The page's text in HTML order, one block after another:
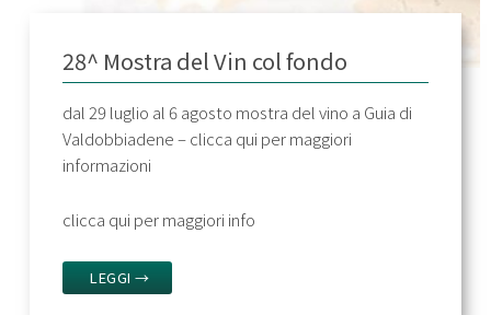
28^ Mostra del Vin col fondo
dal 29 luglio al 6 agosto mostra del vino a Guia di
Valdobbiadene – clicca qui per maggiori
informazioni
clicca qui per maggiori info
LEGGI →